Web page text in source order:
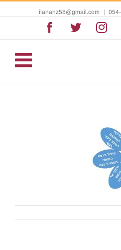
|
Pinterest
Instagram
Twitter